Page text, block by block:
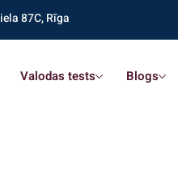
87C, Rīga
Valodas tests Blogs